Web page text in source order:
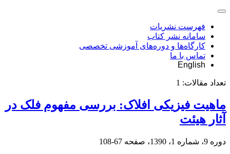
فهرست نشریات
سامانه نشر کتاب
کارگاه‌ها و دوره‌های آموزشی تخصصی
تماس با ما
English
تعداد مقالات: 1
ماهیت فیزیکی افلاک: بررسی مفهوم فلک در
آثار هیئت
دوره 9، شماره 1، 1390، صفحه 67-108